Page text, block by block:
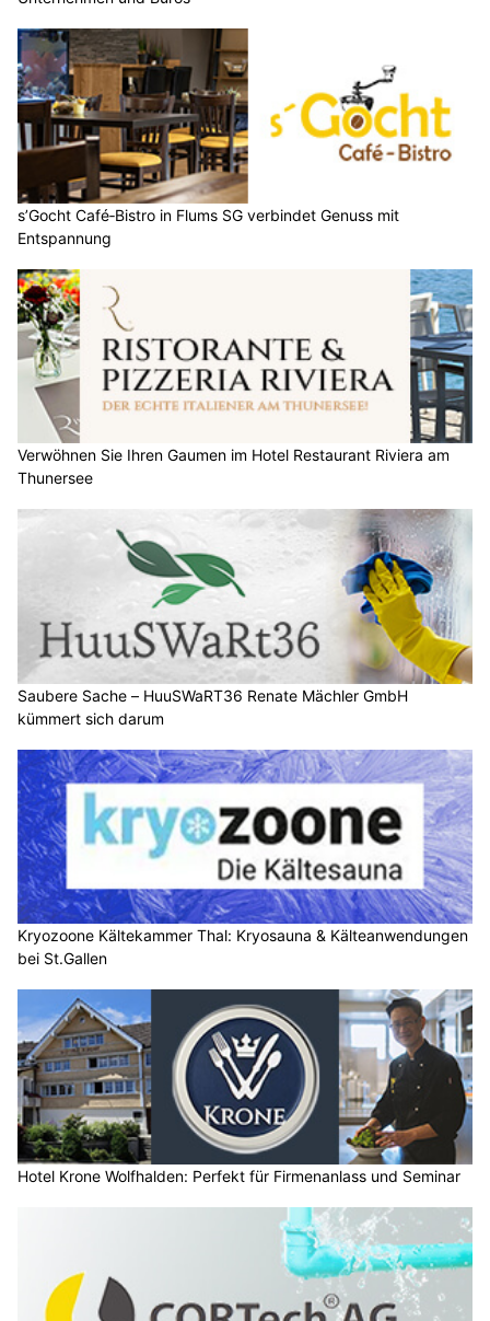
s’Gocht Café‑Bistro in Flums SG verbindet Genuss mit
Entspannung
Verwöhnen Sie Ihren Gaumen im Hotel Restaurant Riviera am
Thunersee
Saubere Sache – HuuSWaRT36 Renate Mächler GmbH
kümmert sich darum
Kryozoone Kältekammer Thal: Kryosauna & Kälteanwendungen
bei St.Gallen
Hotel Krone Wolfhalden: Perfekt für Firmenanlass und Seminar